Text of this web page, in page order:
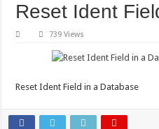
Reset Ident
739 Views
Reset Ident Field in a Database